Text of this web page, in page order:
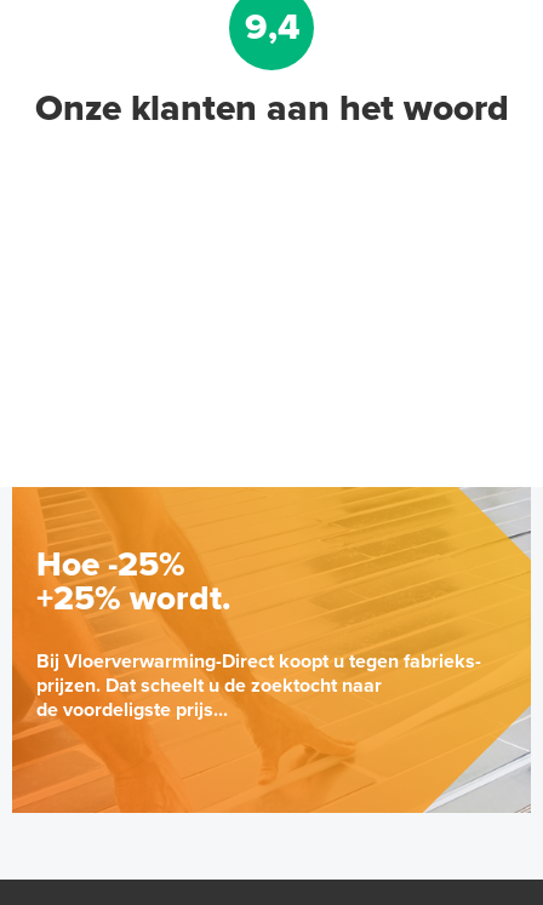
9,4
Onze klanten aan het woord
Hoe -25%
+25% wordt.
Bij Vloerverwarming-Direct koopt u tegen fabrieks-
prijzen. Dat scheelt u de zoektocht naar
de voordeligste prijs...